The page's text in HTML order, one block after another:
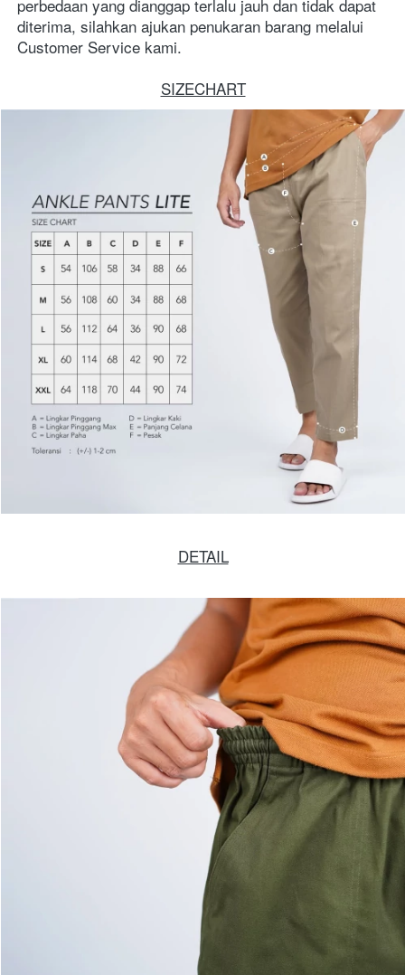
perbedaan yang dianggap terlalu jauh dan tidak dapat
diterima, silahkan ajukan penukaran barang melalui
Customer Service kami.
SIZECHART
DETAIL